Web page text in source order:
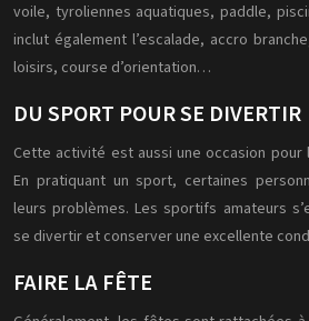
voile, tyroliennes aquatiques, paddle,
inclut également l’escalade, accro
loisirs, course d’orientation…
DU SPORT POUR SE DIVERTIR
Cette activité est aussi une occasion
En pratiquant un sport, certaines
leurs problèmes. Les sportifs amateurs
se divertir et conserver une excellente
FAIRE LA FÊTE